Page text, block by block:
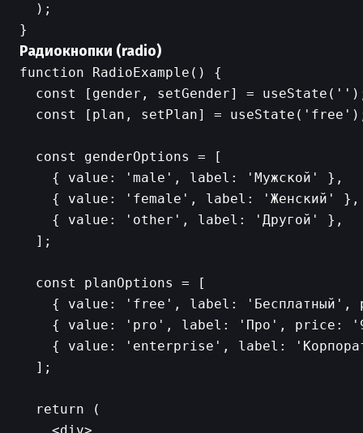
  );
Радиокнопки (radio)
function RadioExample() {
const [gender, setGender] =
const [plan, setPlan] =
  const genderOptions = [
    { value: 'male', label: 'Мужской' },
    { value: 'female', label: 'Женский' },
    { value: 'other', label: 'Другой' },
  ];
  const planOptions = [
{ value: 'free', label: 'Бесплатный',
{ value: 'pro', label: 'Про', price:
{ value: 'enterprise', label:
  ];
  return (